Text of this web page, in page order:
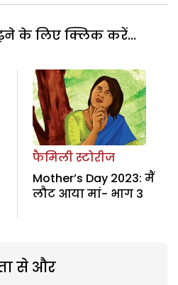
के लिए क्लिक करें...
फैमिली स्टोरीज
Mother’s Day 2023: मैं
लौट आया मां- भाग 3
से और